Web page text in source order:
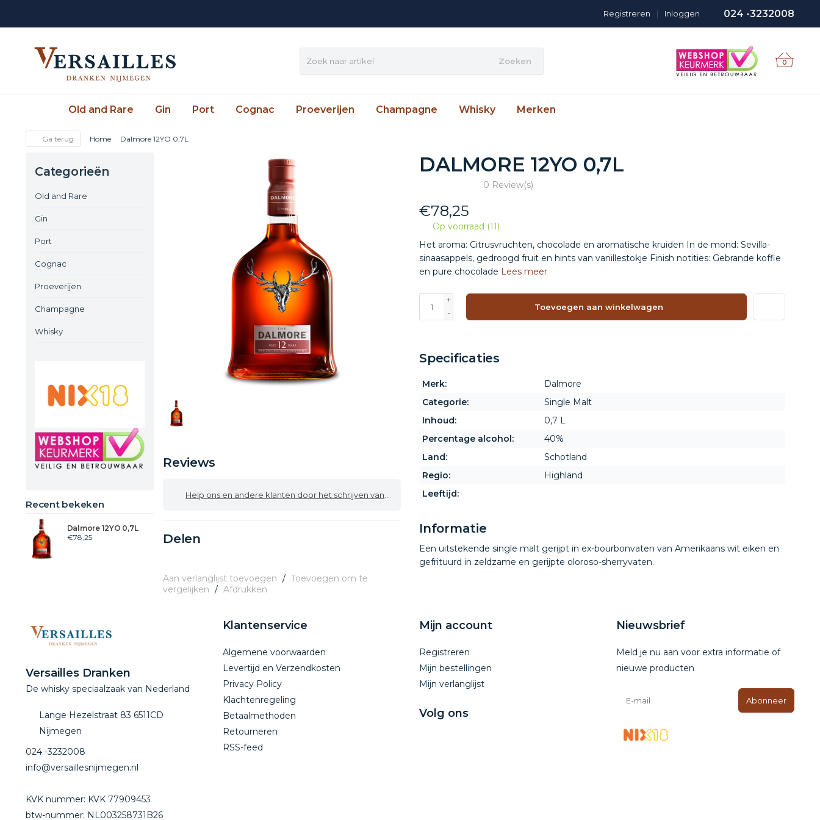
024 -3232008
Inloggen
|
Registreren
Zoeken 0
Old and Rare Gin Port Cognac Proeverijen Champagne Whisky Merken
Ga terug Home Dalmore 12YO 0,7L
Categorieën
Old and Rare
Gin
Port
Cognac
Proeverijen
Champagne
Whisky
Recent bekeken
Dalmore 12YO 0,7L
€78,25
Reviews
Help ons en andere klanten door het schrijven van een review
Delen
Aan verlanglijst toevoegen / Toevoegen om te
vergelijken / Afdrukken
DALMORE 12YO 0,7L
0 Review(s)
€78,25
Op voorraad (11)
Het aroma: Citrusvruchten, chocolade en aromatische kruiden In de mond: Sevilla-
sinaasappels, gedroogd fruit en hints van vanillestokje Finish notities: Gebrande koffie
en pure chocolade Lees meer
+
-
Toevoegen aan winkelwagen
Specificaties
Merk:
Dalmore
Categorie:
Single Malt
Inhoud:
0,7 L
Percentage alcohol:
40%
Land:
Schotland
Regio:
Highland
Leeftijd:
Informatie
Een uitstekende single malt gerijpt in ex-bourbonvaten van Amerikaans wit eiken en
gefrituurd in zeldzame en gerijpte oloroso-sherryvaten.
Versailles Dranken
De whisky speciaalzaak van Nederland
Lange Hezelstraat 83 6511CD
Nijmegen
024 -3232008
info@versaillesnijmegen.nl
KVK nummer: KVK 77909453
btw-nummer: NL003258731B26
Klantenservice
Algemene voorwaarden
Levertijd en Verzendkosten
Privacy Policy
Klachtenregeling
Betaalmethoden
Retourneren
RSS-feed
Mijn account
Registreren
Mijn bestellingen
Mijn verlanglijst
Volg ons
Nieuwsbrief
Meld je nu aan voor extra informatie of
nieuwe producten
Abonneer